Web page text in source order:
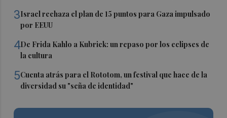
3Israel rechaza el plan de 15 puntos para Gaza impulsado
por EEUU
4De Frida Kahlo a Kubrick: un repaso por los eclipses de
la cultura
5Cuenta atrás para el Rototom, un festival que hace de la
diversidad su "seña de identidad"